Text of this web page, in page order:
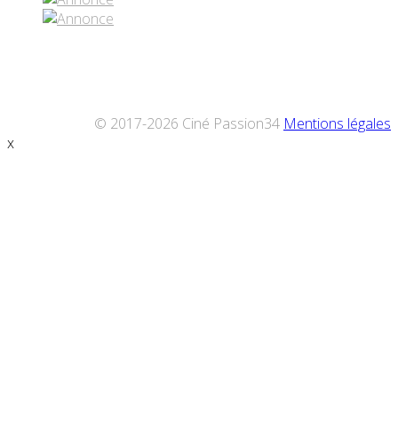
© 2017-2026 Ciné Passion34 Mentions légales
x